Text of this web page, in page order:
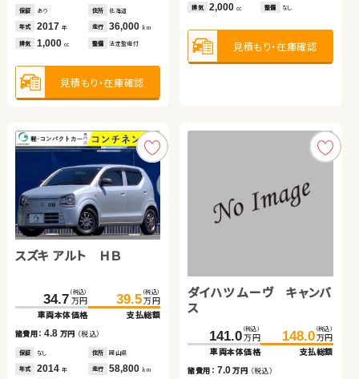
保証 あり 住所 北海道
年式 2017 年 走行 36,000 km
排気 1,000 cc 整備 法定整備付
見積もり・在庫確認
排気 2,000cc 整備 なし
見積もり・在庫確認
スズキ アルト ＨＢ
34.7 （税込）
万円
車両本体価格
39.5 （税込）
万円
支払総額
諸費用：4.8 万円 （税込）
保証 なし 住所 岡山県
年式 2014 年 走行 58,800 km
ダイハツ ムーヴ キャンバ
ス
141.0 （税込）
万円
車両本体価格
148.0 （税込）
万円
支払総額
諸費用： 7.0万円 （税込）
排気 660 整備 法定整備付
見積もり・在庫確認
見積もり・在庫確認
日産 エクストレイル
147.8（税込）
万円
159.8
諸費用：12.0万円（税込）
あり 埼玉県
年式 2018年 走行
排気 2,000 整備 法定整備付
スズキ ジムニー
車両本体価格
支払総額
諸費用： 8.0 万円 （税込）
2020 年 90,900km
660cc 法定整備付
排気 1,300 整備 法定整備付
見積もり・在庫確認
排気 660cc 整備 法定整備付
見積もり・在庫確認
スズキ アルト ＨＢ
26.5（税込）
万円
35.7
諸費用：9.2 万円（税込）
あり 埼玉県
年式 2013年 走行
排気 660 整備 法定整備付
378.0（税込）
万円
394.5（税込）
万円
諸費用： 16.5万円（税込）
あり
年式 2021年 走行